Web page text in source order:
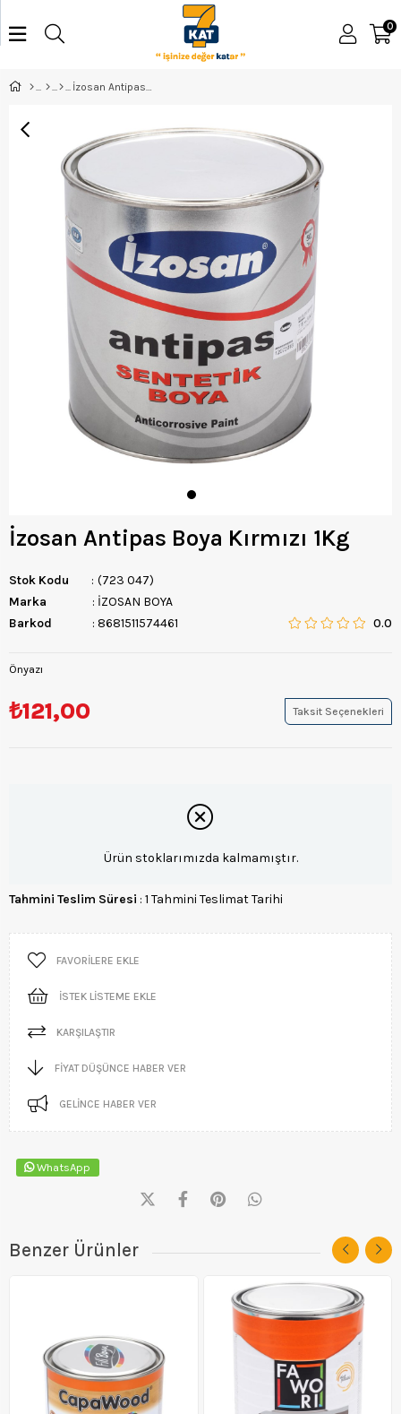
0
İzosan Antipas Boya Kırmızı 1Kg
Stok Kodu
(723 047)
Marka
: İZOSAN BOYA
Barkod
: 8681511574461 0.0
Önyazı
₺121,00 Taksit Seçenekleri
Ürün stoklarımızda kalmamıştır.
Tahmini Teslim Süresi : 1 Tahmini Teslimat Tarihi
FAVORILERE EKLE
İSTEK LISTEME EKLE
KARŞILAŞTIR
FIYAT DÜŞÜNCE HABER VER
GELINCE HABER VER
WhatsApp
Benzer Ürünler